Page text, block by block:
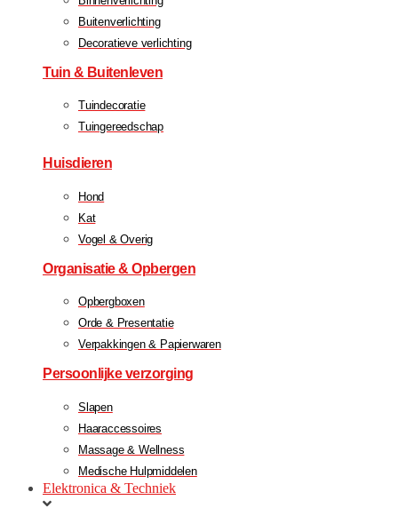
Buitenverlichting
Decoratieve verlichting
Tuin & Buitenleven
Tuindecoratie
Tuingereedschap
Huisdieren
Hond
Kat
Vogel & Overig
Organisatie & Opbergen
Opbergboxen
Orde & Presentatie
Verpakkingen & Papierwaren
Persoonlijke verzorging
Slapen
Haaraccessoires
Massage & Wellness
Medische Hulpmiddelen
Elektronica & Techniek